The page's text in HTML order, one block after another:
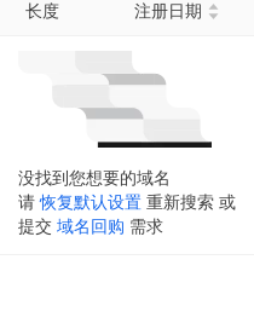
长度 注册日期
没找到您想要的域名
请 恢复默认设置 重新搜索 或
提交 域名回购 需求